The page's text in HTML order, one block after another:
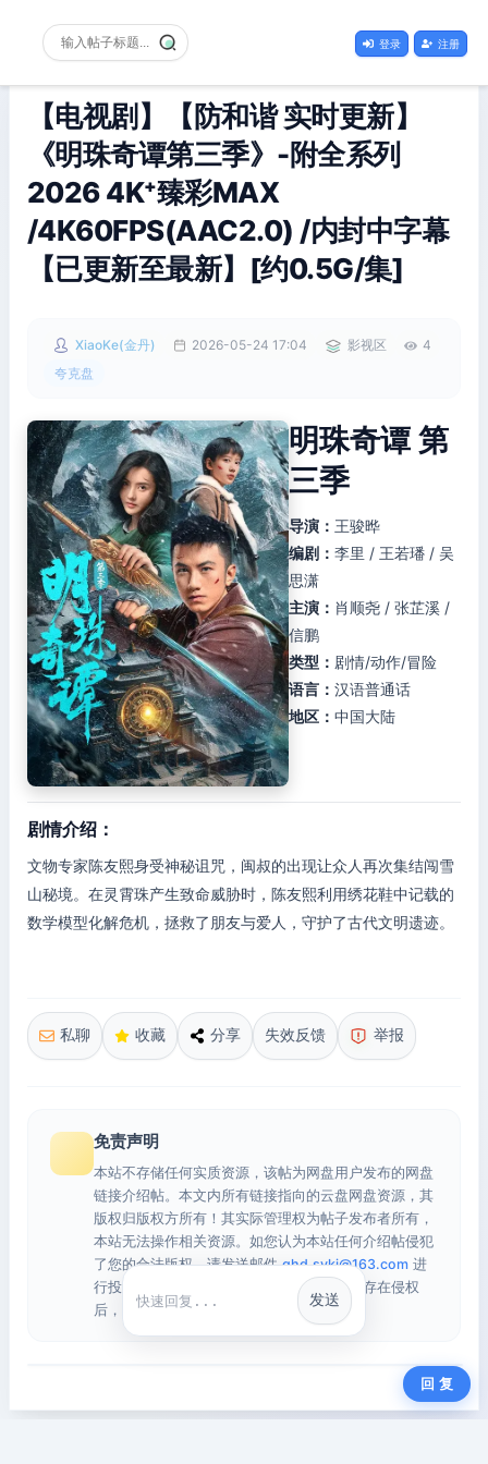
登录 注册
【电视剧】【防和谐 实时更新】
《明珠奇谭第三季》-附全系列
2026 4K⁺臻彩MAX
/4K60FPS(AAC2.0) /内封中字幕
【已更新至最新】[约0.5G/集]
XiaoKe(金丹) 2026-05-24 17:04 影视区
4
夸克盘
明珠奇谭 第
三季
导演： 王骏晔
编剧： 李里 / 王若璠 / 吴
思潇
主演： 肖顺尧 / 张芷溪 /
信鹏
类型： 剧情/动作/冒险
语言： 汉语普通话
地区： 中国大陆
剧情介绍：
文物专家陈友熙身受神秘诅咒，闽叔的出现让众人再次集结闯雪
山秘境。在灵霄珠产生致命威胁时，陈友熙利用绣花鞋中记载的
数学模型化解危机，拯救了朋友与爱人，守护了古代文明遗迹。
私聊 收藏 分享 失效反馈 举报
免责声明
本站不存储任何实质资源，该帖为网盘用户发布的网盘
链接介绍帖。本文内所有链接指向的云盘网盘资源，其
版权归版权方所有！其实际管理权为帖子发布者所有，
本站无法操作相关资源。如您认为本站任何介绍帖侵犯
了您的合法版权，请发送邮件qhd.sykj@163.com 进
行投诉，我们将在确认本文链接指向的资源存在侵权
后，立即删除相关介绍帖子！
快捷回复
发送
回 复